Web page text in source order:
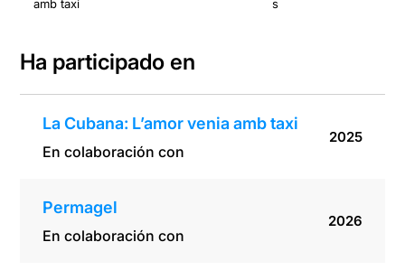
amb taxi
s
Ha participado en
La Cubana: L’amor venia amb taxi
En colaboración con
2025
Permagel
En colaboración con
2026